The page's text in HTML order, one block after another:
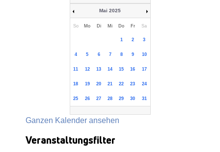
Mai 2025
So Mo Di Mi Do Fr Sa
1 2 3
4 5 6 7 8 9 10
11 12 13 14 15 16 17
18 19 20 21 22 23 24
25 26 27 28 29 30 31
Ganzen Kalender ansehen
Veranstaltungsfilter